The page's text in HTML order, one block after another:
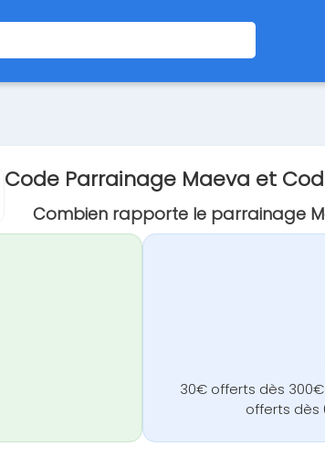
Code Parrainage Maeva et
Combien rapporte le parrainage
30€ offerts dès
offerts dès